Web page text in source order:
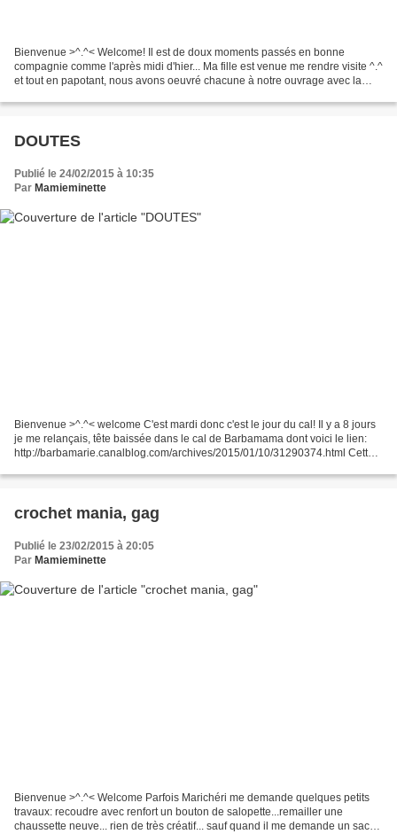
Bienvenue >^.^< Welcome! Il est de doux moments passés en bonne
compagnie comme l'après midi d'hier... Ma fille est venue me rendre visite ^.^
et tout en papotant, nous avons oeuvré chacune à notre ouvrage avec la
DOUTES
Publié le 24/02/2015 à 10:35
Par Mamieminette
Bienvenue >^.^< welcome C'est mardi donc c'est le jour du cal! Il y a 8 jours
je me relançais, tête baissée dans le cal de Barbamama dont voici le lien:
http://barbamarie.canalblog.com/archives/2015/01/10/31290374.html Cette
crochet mania, gag
Publié le 23/02/2015 à 20:05
Par Mamieminette
Bienvenue >^.^< Welcome Parfois Marichéri me demande quelques petits
travaux: recoudre avec renfort un bouton de salopette...remailler une
chaussette neuve... rien de très créatif... sauf quand il me demande un sac